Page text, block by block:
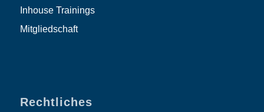
Inhouse Trainings
Mitgliedschaft
Rechtliches